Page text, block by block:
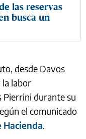
las reservas
busca un
desde Davos
la labor
Pierrini durante su
el comunicado
Hacienda.